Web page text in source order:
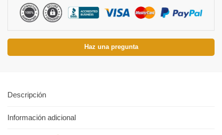
Haz una pregunta
Descripción
Información adicional